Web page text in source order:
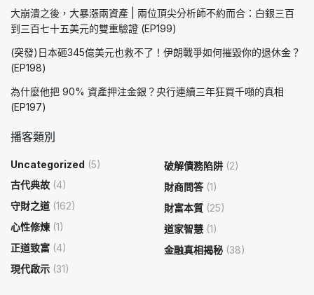
大崩潰之後，大暴漲兩資產 | 兩位頂尖分析師不約而合：白銀三百
到三百七十五美元的雙重驗證 (EP199)
(突發)日本砸345億美元也救不了！伊朗戰爭如何摧毀你的退休金？
(EP198)
為什麼他把 90% 資產押注金銀？央行連續三年狂買千噸的真相
(EP197)
播客類別
Uncategorized (5)
古代典故 (4)
守財之道 (162)
心性修煉 (1)
正道致富 (4)
現代啟示 (31)
破解債務陷阱 (2)
財商問答(1)
財富本質 (25)
道家智慧 (1)
金融真相揭秘 (38)